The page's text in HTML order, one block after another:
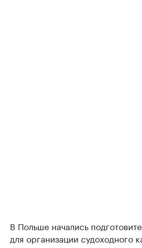
В Польше начались
для организации судоходного